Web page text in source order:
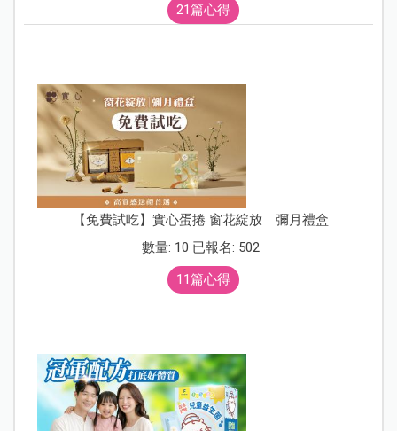
21篇心得
【免費試吃】實心蛋捲 窗花綻放｜彌月禮盒
數量: 10 已報名: 502
11篇心得